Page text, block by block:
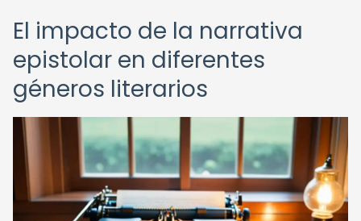
El impacto de la narrativa
epistolar en diferentes
géneros literarios